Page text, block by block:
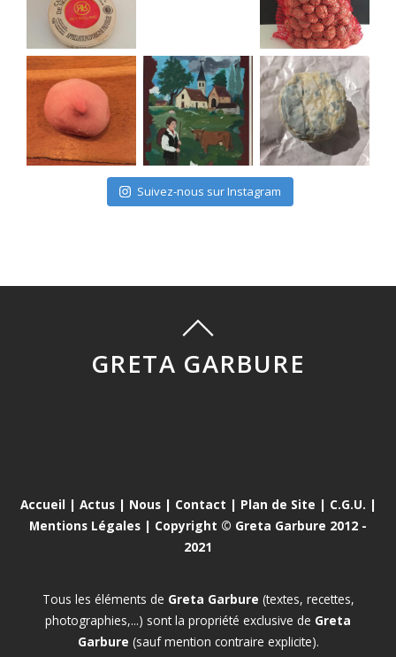
Suivez-nous sur Instagram
GRETA GARBURE
Accueil | Actus| Nous| Contact | Plan de Site | C.G.U. |
Mentions Légales | Copyright © Greta Garbure 2012 -
2021
Tous les éléments de Greta Garbure (textes, recettes,
photographies,...) sont la propriété exclusive de Greta
Garbure (sauf mention contraire explicite).